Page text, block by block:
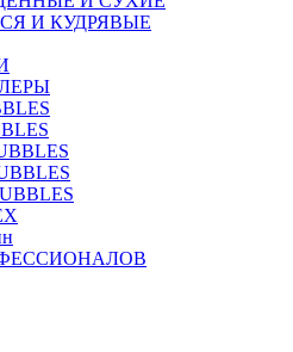
И КУДРЯВЫЕ